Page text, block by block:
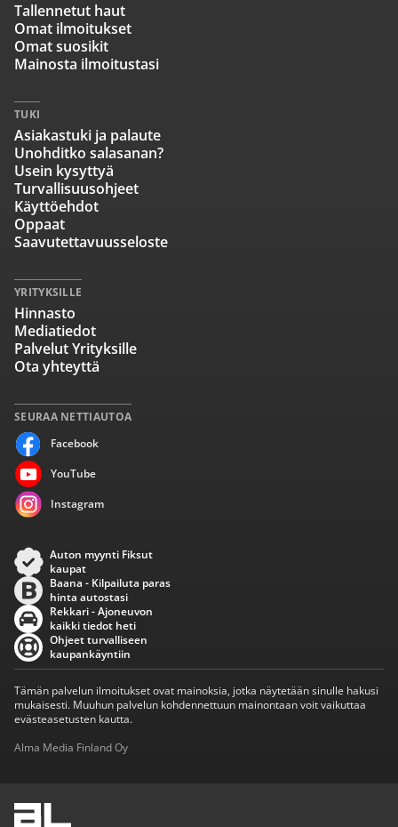
SEURAA NETTIAUTOA
Facebook
YouTube
Instagram
Tallennetut haut
Omat ilmoitukset
Omat suosikit
Mainosta ilmoitustasi
TUKI
Asiakastuki ja palaute
Unohditko salasanan?
Usein kysyttyä
Turvallisuusohjeet
Käyttöehdot
Oppaat
Saavutettavuusseloste
YRITYKSILLE
Hinnasto
Mediatiedot
Palvelut Yrityksille
Ota yhteyttä
Auton myynti Fiksut
kaupat
Baana - Kilpailuta paras
hinta autostasi
Rekkari - Ajoneuvon
kaikki tiedot heti
Ohjeet turvalliseen
kaupankäyntiin
Tämän palvelun ilmoitukset ovat mainoksia, jotka näytetään sinulle hakusi
mukaisesti. Muuhun palvelun kohdennettuun mainontaan voit vaikuttaa
evästeasetusten kautta.
Alma Media Finland Oy